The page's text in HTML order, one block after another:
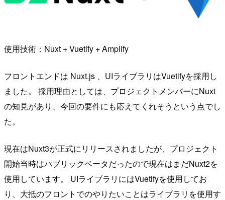
使用技術：Nuxt + Vuetify + Amplify
フロントエンドは Nuxt.js 、UIライブラリはVuetifyを採用し
ました。 採用理由としては、プロジェクトメンバーにNuxt
の知見があり、今回の要件にも応えてくれそうという点でし
た。
現在はNuxt3が正式にリリースされましたが、プロジェクト
開始当時はパブリックベータだったので現在はまだNuxt2を
使用しています。 UIライブラリにはVuetifyを使用してお
り、大抵のフロントでのやりたいことはライブラリを使用す